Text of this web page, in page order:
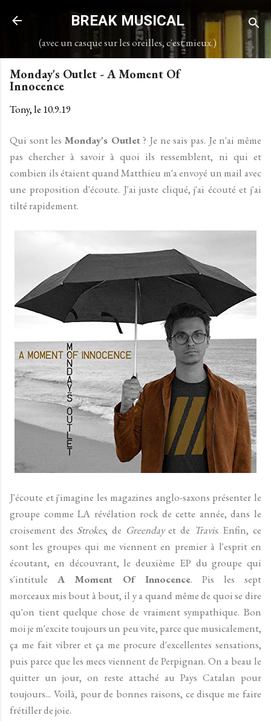
Accéder au contenu principal
BREAK MUSICAL
(avec un casque sur les oreilles, c'est mieux.)
Monday's Outlet - A Moment Of
Innocence
Tony, le 10.9.19
Qui sont les Monday's Outlet? Je ne sais pas. Je n'ai même
pas chercher à savoir à quoi ils ressemblent, ni qui et
combien ils étaient quand Matthieu m'a envoyé un mail avec
une proposition d'écoute. J'ai juste cliqué, j'ai écouté et j'ai
tilté rapidement.
J'écoute et j'imagine les magazines anglo-saxons présenter le
groupe comme LA révélation rock de cette année, dans le
croisement des Strokes, de Greendayet de Travis. Enfin, ce
sont les groupes qui me viennent en premier à l'esprit en
écoutant, en découvrant, le deuxième EP du groupe qui
s'intitule A Moment Of Innocence. Pis les sept
morceaux mis bout à bout, il y a quand même de quoi se dire
qu'on tient quelque chose de vraiment sympathique. Bon
moi je m'excite toujours un peu vite, parce que musicalement,
ça me fait vibrer et ça me procure d'excellentes sensations,
puis parce que les mecs viennent de Perpignan. On a beau le
quitter un jour, on reste attaché au Pays Catalan pour
toujours... Voilà, pour de bonnes raisons, ce disque me faire
frétiller de joie.